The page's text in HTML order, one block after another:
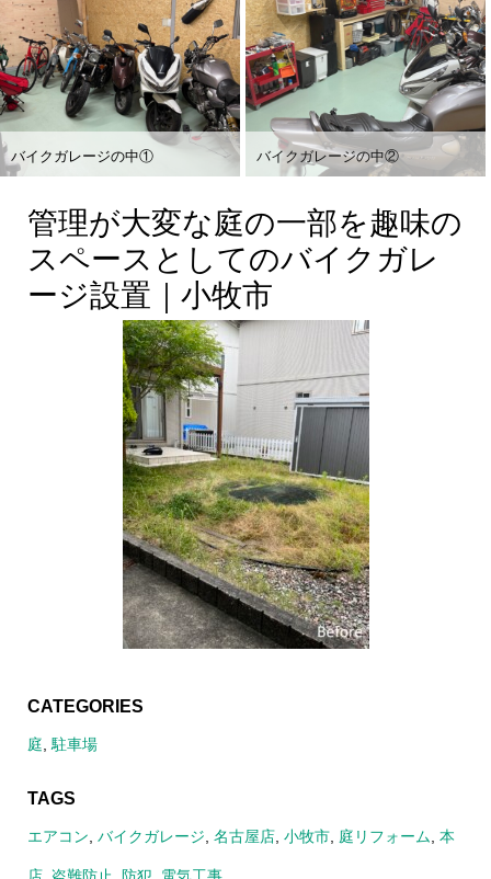
バイクガレージの中① バイクガレージの中②
管理が大変な庭の一部を趣味の
スペースとしてのバイクガレ
ージ設置｜小牧市
CATEGORIES
庭 駐車場
TAGS
エアコン バイクガレージ 名古屋店, 小牧市, 庭リフォーム 本